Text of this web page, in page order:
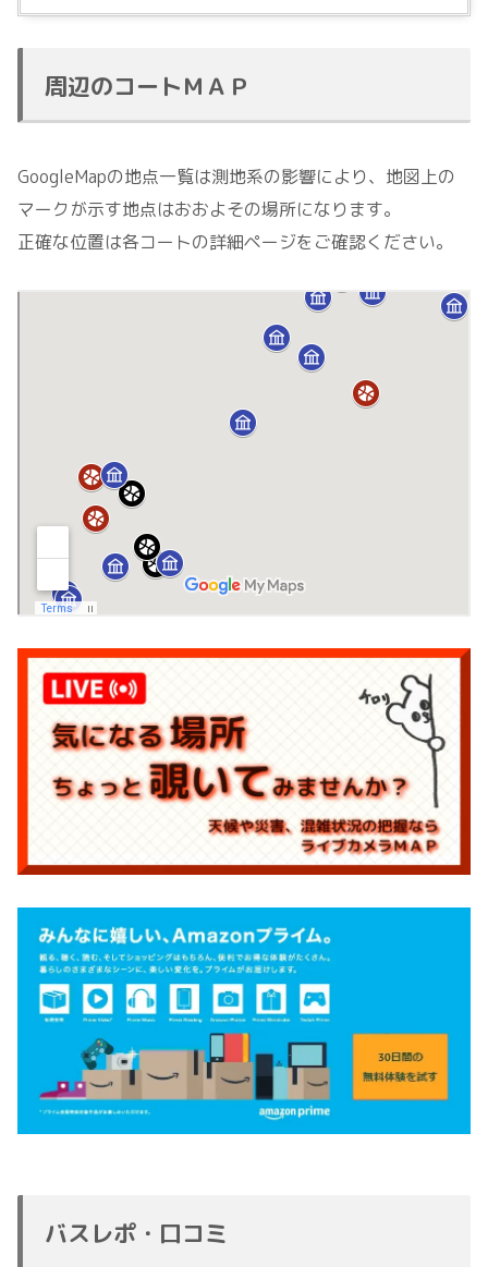
周辺のコートＭＡＰ
GoogleMapの地点一覧は測地系の影響により、地図上の
マークが示す地点はおおよその場所になります。
正確な位置は各コートの詳細ページをご確認ください。
バスレポ・口コミ